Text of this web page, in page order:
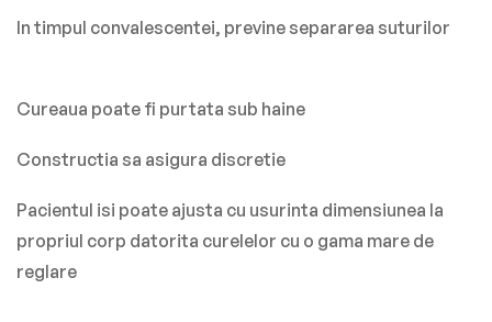
In timpul convalescentei, previne separarea suturilor
Cureaua poate fi purtata sub haine
Constructia sa asigura discretie
Pacientul isi poate ajusta cu usurinta dimensiunea la
propriul corp datorita curelelor cu o gama mare de
reglare